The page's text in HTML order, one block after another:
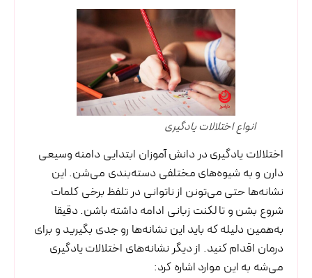
انواع اختلالات یادگیری
اختلالات یادگیری در دانش آموزان ابتدایی دامنه وسیعی
دارن و به شیوه‌های مختلفی دسته‌بندی می‌شن. این
نشانه‌ها حتی می‌تونن از ناتوانی در تلفظ برخی کلمات
شروع بشن و تا لکنت زبانی ادامه داشته باشن. دقیقا
به‌همین دلیله که باید این نشانه‌ها رو جدی بگیرید و برای
درمان اقدام کنید. از دیگر نشانه‌های اختلالات یادگیری
می‌شه به این موارد اشاره کرد: